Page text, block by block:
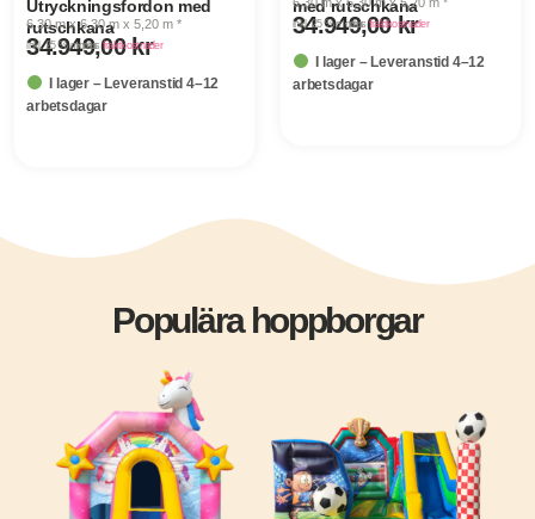
Utryckningsfordon med
rutschkana
6,30 m x 6,30 m x 5,20 m *
34.949,00kr
inkl. 25 % moms
· plusfraktkostnader
I lager – Leveranstid 4–12
arbetsdagar
med rutschkana
34.949,00kr
inkl. 25 % moms
· plusfraktkostnader
I lager – Leveranstid 4–12
arbetsdagar
Populära hoppborgar